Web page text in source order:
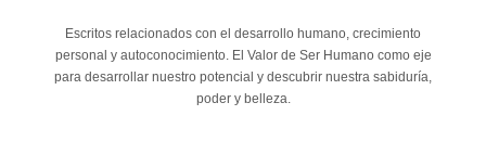
Escritos relacionados con el desarrollo humano, crecimiento
personal y autoconocimiento. El Valor de Ser Humano como eje
para desarrollar nuestro potencial y descubrir nuestra sabiduría,
poder y belleza.